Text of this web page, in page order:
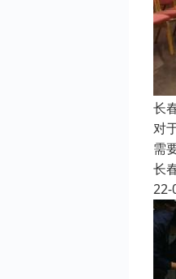
长
对
需
长
22-